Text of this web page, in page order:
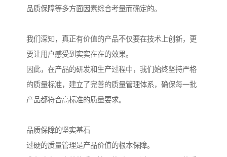
品质保障等多方面因素综合考量而确定的。
我们深知，真正有价值的产品不仅要在技术上创新，更
要让用户感受到实实在在的效果。
因此，在产品的研发和生产过程中，我们始终坚持严格
的质量标准，建立了完善的质量管理体系，确保每一批
产品都符合高标准的质量要求。
品质保障的坚实基石
过硬的质量管理是产品价值的根本保障。